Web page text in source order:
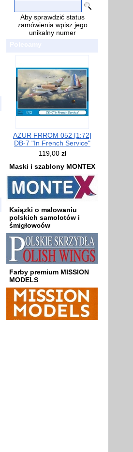
Aby sprawdzić status
zamówienia wpisz jego
unikalny numer
AZUR FRROM 052 [1:72]
DB-7 "In French Service"
119,00 zł
Maski i szablony MONTEX
Ksiązki o malowaniu
polskich samolotów i
śmigłowców
Farby premium MISSION
MODELS